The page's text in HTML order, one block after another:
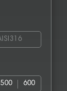
500 600